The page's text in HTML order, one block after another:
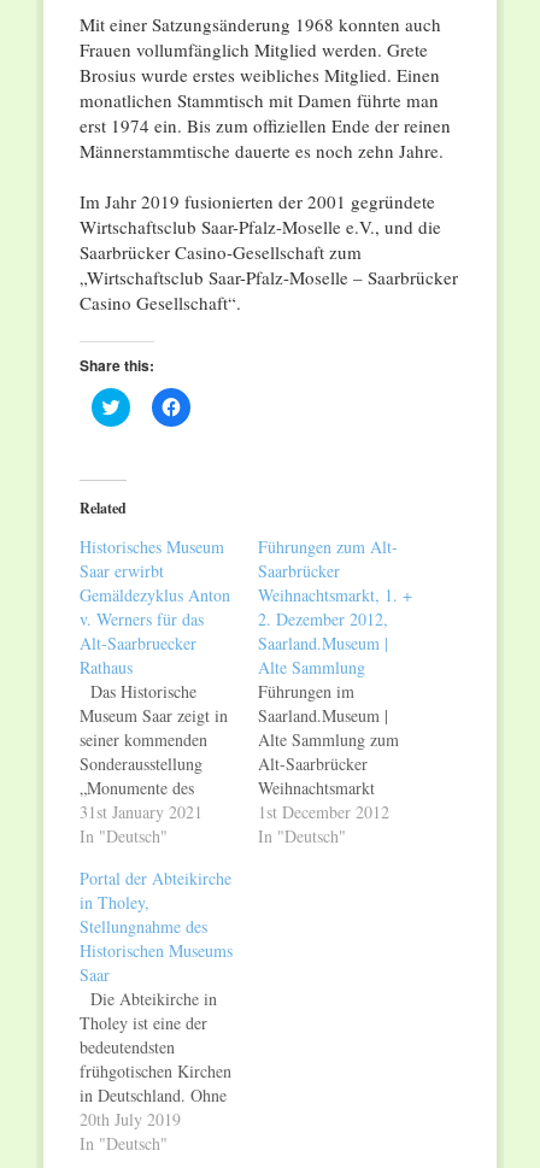
Mit einer Satzungsänderung 1968 konnten auch
Frauen vollumfänglich Mitglied werden. Grete
Brosius wurde erstes weibliches Mitglied. Einen
monatlichen Stammtisch mit Damen führte man
erst 1974 ein. Bis zum offiziellen Ende der reinen
Männerstammtische dauerte es noch zehn Jahre.
Im Jahr 2019 fusionierten der 2001 gegründete
Wirtschaftsclub Saar-Pfalz-Moselle e.V., und die
Saarbrücker Casino-Gesellschaft zum
„Wirtschaftsclub Saar-Pfalz-Moselle – Saarbrücker
Casino Gesellschaft“.
Share this:
Click
to
(Opens
in
new
Click
to
Related
Historisches Museum
Saar erwirbt
Gemäldezyklus Anton
v. Werners für das
Alt-Saarbruecker
Rathaus
Das Historische
Museum Saar zeigt in
seiner kommenden
Sonderausstellung
„Monumente des
Krieges“ (ab 27.
Februar 2021) die
Saarbrücker
Rathauszyklus aus
dem Jahr 1880, die
lange Zeit als
verschollen galten.
Erstmals nach 76
Jahren sind diese nun
wieder öffentlich
zugänglich. Das
Museum konnte den
Zyklus nun für
seine…
31st January 2021
In "Deutsch"
Führungen zum Alt-
Saarbrücker
Weihnachtsmarkt, 1. +
2. Dezember 2012,
Saarland.Museum |
Alte Sammlung
Führungen im
Saarland.Museum |
Alte Sammlung zum
Alt-Saarbrücker
Weihnachtsmarkt
Samstag, 1. Dezember
und Sonntag, 2.
1st December 2012
In "Deutsch"
Portal der Abteikirche
in Tholey,
Stellungnahme des
Historischen Museums
Saar
Die Abteikirche in
Tholey ist eine der
bedeutendsten
frühgotischen Kirchen
in Deutschland. Ohne
Beteiligung des
Landesdenkmalamtes
20th July 2019
In "Deutsch"